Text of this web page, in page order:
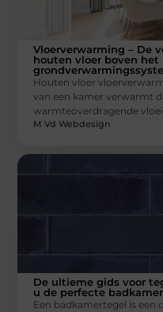
Vloerverwarming – De
houten vloer boven het
Houten vloer
van een kamer verwarmt
warmteoverdragende
M Vd Webdesign
De ultieme gids voor
u de perfecte
Een badkamertegel is een